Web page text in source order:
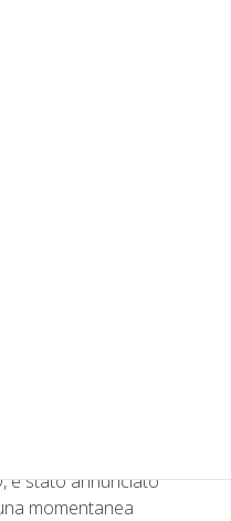
di Comunicati Stampa
tra giugno e luglio che
ad alcuni studi clinici
statunitense
trial di terapia genica di
dello studio clinico
alla
stampa che ha
dello studio clinico di
al Nationwide
è stato annunciato
momentanea